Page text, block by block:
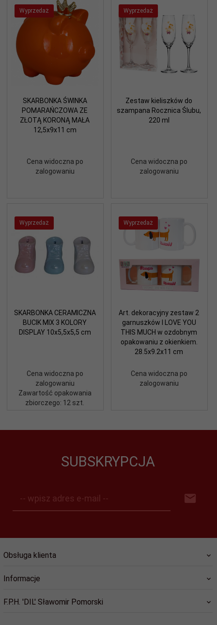
Wyprzedaż
SKARBONKA ŚWINKA
POMARAŃCZOWA ZE
ZŁOTĄ KORONĄ MAŁA
12,5x9x11 cm
Cena widoczna po
zalogowaniu
Wyprzedaż
Zestaw kieliszków do
szampana Rocznica Ślubu,
220 ml
Cena widoczna po
zalogowaniu
Wyprzedaż
SKARBONKA CERAMICZNA
BUCIK MIX 3 KOLORY
DISPLAY 10x5,5x5,5 cm
Cena widoczna po
zalogowaniu
Zawartość opakowania
zbiorczego: 12 szt.
Wyprzedaż
Art. dekoracyjny zestaw 2
garnuszków I LOVE YOU
THIS MUCH w ozdobnym
opakowaniu z okienkiem.
28.5x9.2x11 cm
Cena widoczna po
zalogowaniu
SUBSKRYPCJA
-- wpisz adres e-mail --
Obsługa klienta
Informacje
F.P.H. 'DIL' Sławomir Pomorski